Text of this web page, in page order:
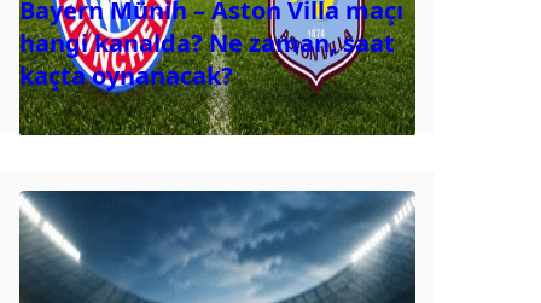
Bayern Münih – Aston Villa maçı
hangi kanalda? Ne zaman, saat
kaçta oynanacak?